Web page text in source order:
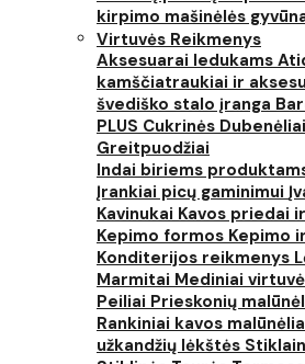
kirpimo mašinėlės
Virtuvės Reikmenys
Aksesuarai ledukams
kamščiatraukiai ir
švediško stalo įranga
PLUS Cukrinės Dubenėliai
Greitpuodžiai
Indai biriems
Įrankiai picų gaminimui
Kavinukai Kavos priedai
Kepimo formos Kepimo
Konditerijos reikmenys
Marmitai Mediniai
Peiliai Prieskonių
Rankiniai kavos
užkandžių lėkštės